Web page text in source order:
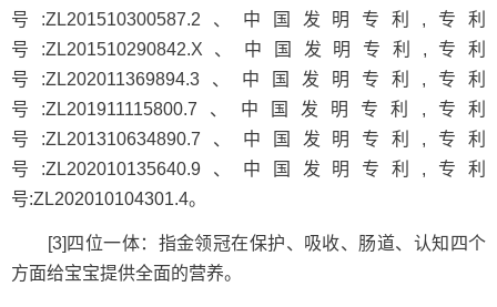
号:ZL201510300587.2、中国发明专利,专利
号:ZL201510290842.X、中国发明专利,专利
号:ZL202011369894.3、中国发明专利,专利
号:ZL201911115800.7、中国发明专利,专利
号:ZL201310634890.7、中国发明专利,专利
号:ZL202010135640.9、中国发明专利,专利
号:ZL202010104301.4。
[3]四位一体：指金领冠在保护、吸收、肠道、认知四个
方面给宝宝提供全面的营养。